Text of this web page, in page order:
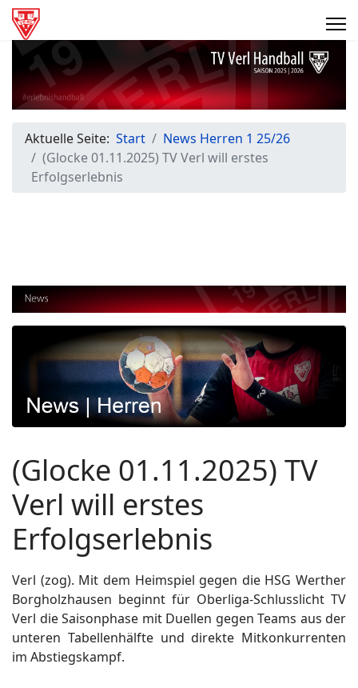
Aktuelle Seite: Start
News Herren 1 25/26
(Glocke 01.11.2025) TV Verl will erstes
Erfolgserlebnis
(Glocke 01.11.2025) TV
Verl will erstes
Erfolgserlebnis
Verl (zog). Mit dem Heimspiel gegen die HSG Werther
Borgholzhausen beginnt für Oberliga-Schlusslicht TV
Verl die Saisonphase mit Duellen gegen Teams aus der
unteren Tabellenhälfte und direkte Mitkonkurrenten
im Abstiegskampf.